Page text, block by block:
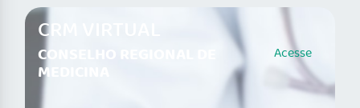
CRM VIRTUAL
CONSELHO REGIONAL DE
MEDICINA
Acesse